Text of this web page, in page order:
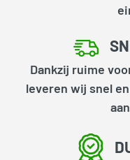
Dankzij ruime
leveren wij snel